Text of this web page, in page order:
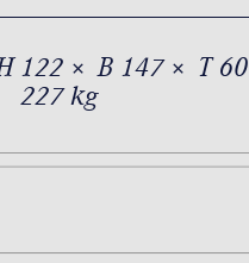
122 × B 147 × T 60
227 kg